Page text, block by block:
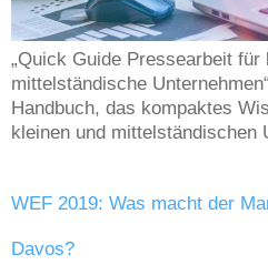
„Quick Guide Pressearbeit für
mittelständische
Handbuch, das kompaktes
kleinen und mittelständischen
WEF 2019: Was macht der
Davos?